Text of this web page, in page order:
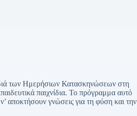
των Ημερήσιων Κατασκηνώσεων στη
παιχνίδια. Το πρόγραμμα αυτό
αποκτήσουν γνώσεις για τη φύση και την